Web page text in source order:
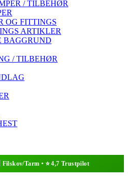
/ TILBEHØR
OG FITTINGS
ARTIKLER
BAGGRUND
/ TILBEHØR